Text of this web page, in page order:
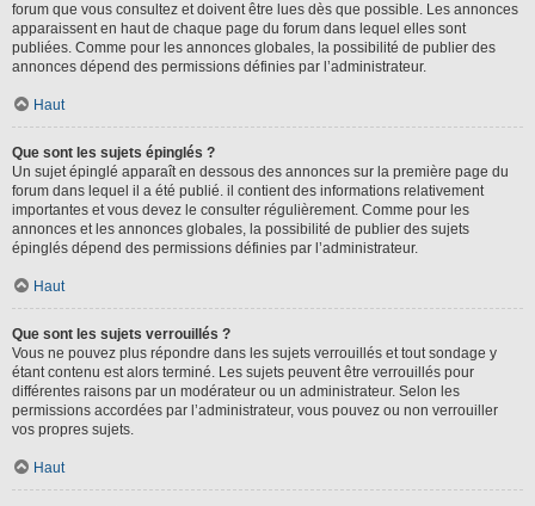
forum que vous consultez et doivent être lues dès que possible. Les annonces
apparaissent en haut de chaque page du forum dans lequel elles sont
publiées. Comme pour les annonces globales, la possibilité de publier des
annonces dépend des permissions définies par l’administrateur.
Haut
Que sont les sujets épinglés ?
Un sujet épinglé apparaît en dessous des annonces sur la première page du
forum dans lequel il a été publié. il contient des informations relativement
importantes et vous devez le consulter régulièrement. Comme pour les
annonces et les annonces globales, la possibilité de publier des sujets
épinglés dépend des permissions définies par l’administrateur.
Haut
Que sont les sujets verrouillés ?
Vous ne pouvez plus répondre dans les sujets verrouillés et tout sondage y
étant contenu est alors terminé. Les sujets peuvent être verrouillés pour
différentes raisons par un modérateur ou un administrateur. Selon les
permissions accordées par l’administrateur, vous pouvez ou non verrouiller
vos propres sujets.
Haut